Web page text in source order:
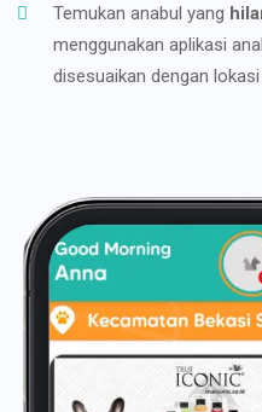
Temukan anabul yang
menggunakan aplikasi
disesuaikan dengan